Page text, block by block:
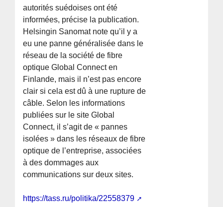
autorités suédoises ont été
informées, précise la publication.
Helsingin Sanomat note qu’il y a
eu une panne généralisée dans le
réseau de la société de fibre
optique Global Connect en
Finlande, mais il n’est pas encore
clair si cela est dû à une rupture de
câble. Selon les informations
publiées sur le site Global
Connect, il s’agit de « pannes
isolées » dans les réseaux de fibre
optique de l’entreprise, associées
à des dommages aux
communications sur deux sites.
https://tass.ru/politika/22558379